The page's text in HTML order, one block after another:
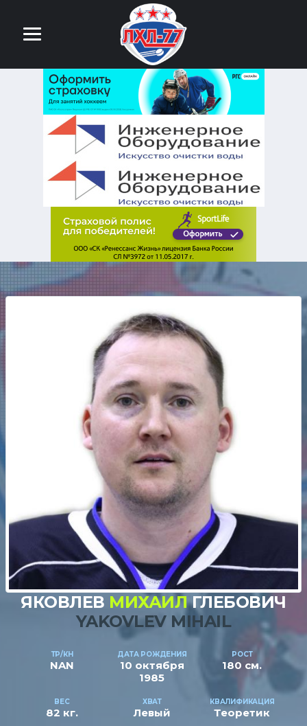
ЯКОВЛЕВ МИХАИЛГЛЕБОВИЧ
YAKOVLEV MIHAIL
ТР/КН
NAN
ДАТА РОЖДЕНИЯ
10 октября
1985
РОСТ
180 см.
ВЕС
82 кг.
ХВАТ
Левый
КВАЛИФИКАЦИЯ
Теоретик